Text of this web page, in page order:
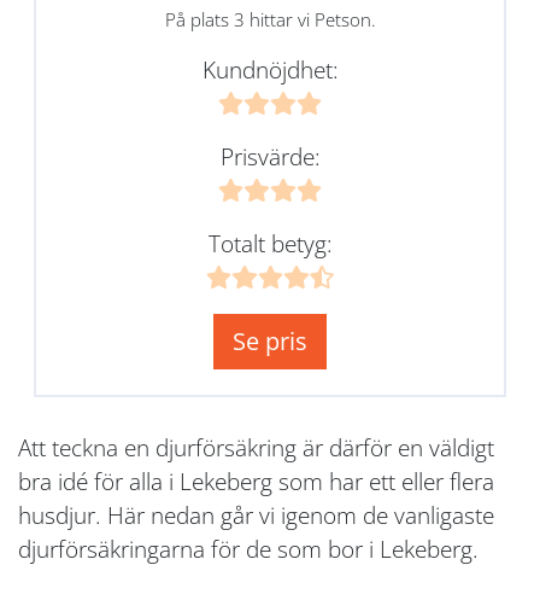
På plats 3 hittar vi Petson.
Kundnöjdhet:
Prisvärde:
Totalt betyg:
Se pris
Att teckna en djurförsäkring är därför en väldigt
bra idé för alla i Lekeberg som har ett eller flera
husdjur. Här nedan går vi igenom de vanligaste
djurförsäkringarna för de som bor i Lekeberg.